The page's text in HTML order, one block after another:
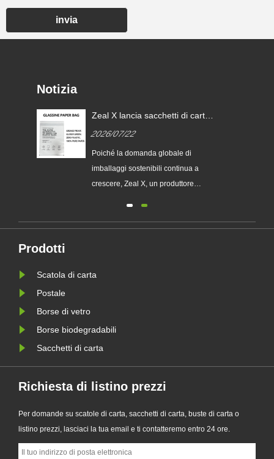
invia
Notizia
Zeal X lancia sacchetti di carta
aiutare i marchi globali a
sostituire gli imballaggi in
plastica monouso
2026/07/22
Poiché la domanda globale di
imballaggi sostenibili continua a
crescere, Zeal X, un produttore
sua serie aggiornata di sacchetti di
ai tradizionali sacchetti di plas......
Prodotti
Scatola di carta
Postale
Borse di vetro
Borse biodegradabili
Sacchetti di carta
Richiesta di listino prezzi
Per domande su scatole di carta, sacchetti di carta, buste di carta o
listino prezzi, lasciaci la tua email e ti contatteremo entro 24 ore.